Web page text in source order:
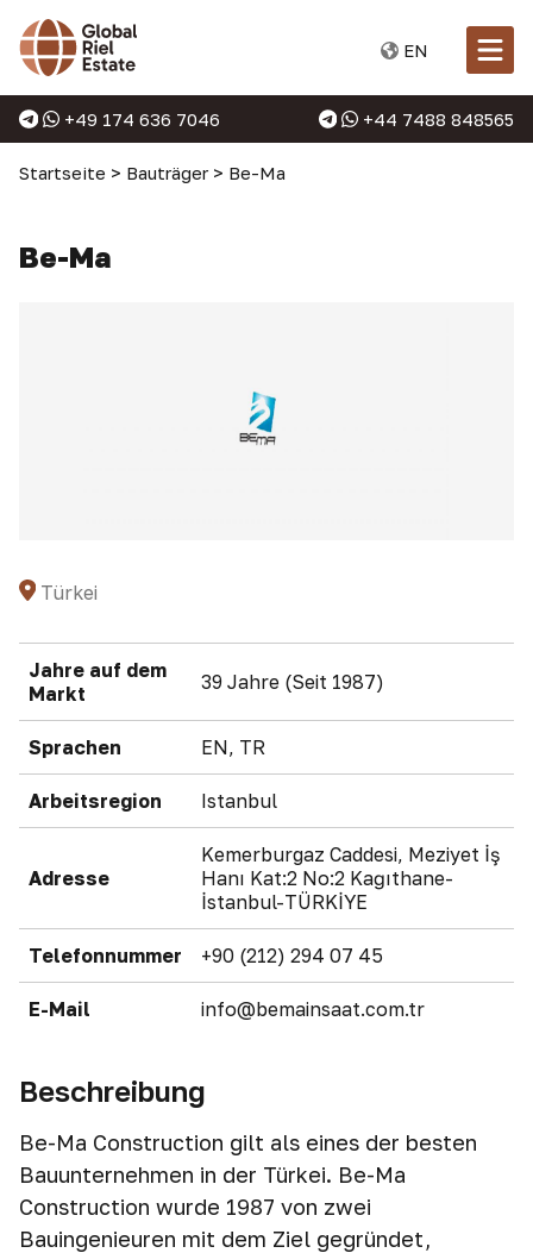
EN
+49 174 636 7046 +44 7488 848565
Startseite > Bauträger > Be-Ma
Be-Ma
Türkei
Jahre auf dem
Markt
39 Jahre (Seit 1987)
Sprachen EN, TR
Arbeitsregion Istanbul
Adresse
Kemerburgaz Caddesi, Meziyet İş
Hanı Kat:2 No:2 Kağıthane-
İstanbul-TÜRKİYE
Telefonnummer +90 (212) 294 07 45
E-Mail info@bemainsaat.com.tr
Beschreibung
Be-Ma Construction gilt als eines der besten
Bauunternehmen in der Türkei. Be-Ma
Construction wurde 1987 von zwei
Bauingenieuren mit dem Ziel gegründet,